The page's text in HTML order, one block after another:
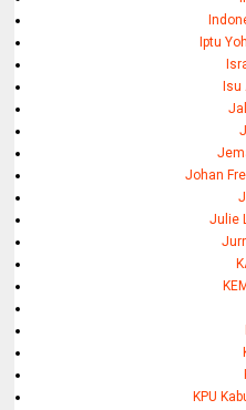
Iptu
Johan
Julie
KPU